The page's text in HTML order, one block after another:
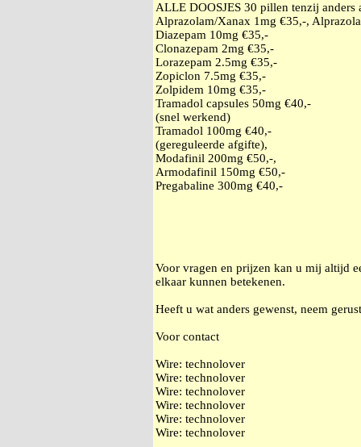
ALLE DOOSJES 30 pillen tenzij anders
Alprazolam/Xanax 1mg €35,-,
Diazepam 10mg €35,-
Clonazepam 2mg €35,-
Lorazepam 2.5mg €35,-
Zopiclon 7.5mg €35,-
Zolpidem 10mg €35,-
Tramadol capsules 50mg €40,-
(snel werkend)
Tramadol 100mg €40,-
(gereguleerde afgifte),
Modafinil 200mg €50,-,
Armodafinil 150mg €50,-
Pregabaline 300mg €40,-
Voor vragen en prijzen kan u mij altijd
elkaar kunnen betekenen.
Heeft u wat anders gewenst, neem
Voor contact
Wire: technolover
Wire: technolover
Wire: technolover
Wire: technolover
Wire: technolover
Wire: technolover